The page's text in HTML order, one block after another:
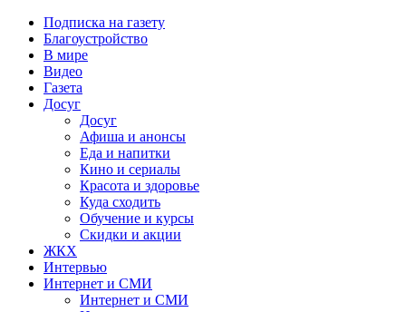
Подписка на газету
Благоустройство
В мире
Видео
Газета
Досуг
Досуг
Афиша и анонсы
Еда и напитки
Кино и сериалы
Красота и здоровье
Куда сходить
Обучение и курсы
Скидки и акции
ЖКХ
Интервью
Интернет и СМИ
Интернет и СМИ